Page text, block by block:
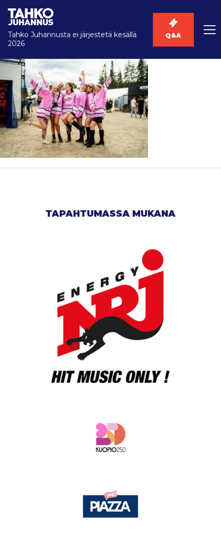
Tahko Juhannusta ei järjestetä kesällä
2026
Q&A
TAPAHTUMASSA MUKANA